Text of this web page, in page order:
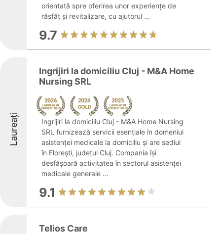
orientată spre oferirea unor experiențe de
răsfăț și revitalizare, cu ajutorul ...
9.7
Laureați
Ingrijiri la domiciliu Cluj - M&A Home
Nursing SRL
Ingrijiri la domiciliu Cluj - M&A Home Nursing
SRL furnizează servicii esențiale în domeniul
asistenței medicale la domiciliu și are sediul
în Florești, județul Cluj. Compania își
desfășoară activitatea în sectorul asistenței
medicale generale ...
9.1
Telios Care